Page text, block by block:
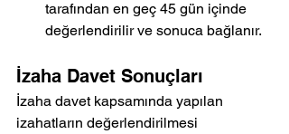
tarafından en geç 45 gün içinde
değerlendirilir ve sonuca bağlanır.
İzaha Davet Sonuçları
İzaha davet kapsamında yapılan
izahatların değerlendirilmesi